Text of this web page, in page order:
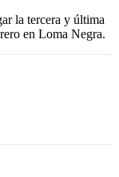
la tercera y última
en Loma Negra.